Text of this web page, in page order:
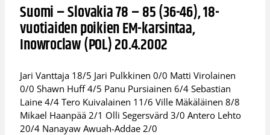
Suomi – Slovakia 78 – 85 (36-46), 18-
vuotiaiden poikien EM-karsintaa,
Inowroclaw (POL) 20.4.2002
Jari Vanttaja 18/5 Jari Pulkkinen 0/0 Matti Virolainen
0/0 Shawn Huff 4/5 Panu Pursiainen 6/4 Sebastian
Laine 4/4 Tero Kuivalainen 11/6 Ville Mäkäläinen 8/8
Mikael Haanpää 2/1 Olli Segersvärd 3/0 Antero Lehto
20/4 Nanayaw Awuah-Addae 2/0